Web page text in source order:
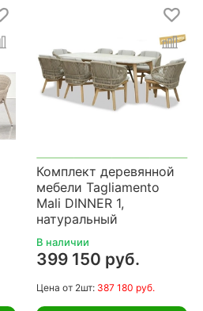
Комплект деревянной
мебели Tagliamento
Mali DINNER 1,
натуральный
В наличии
399 150 руб.
Цена от 2шт: 387 180 руб.